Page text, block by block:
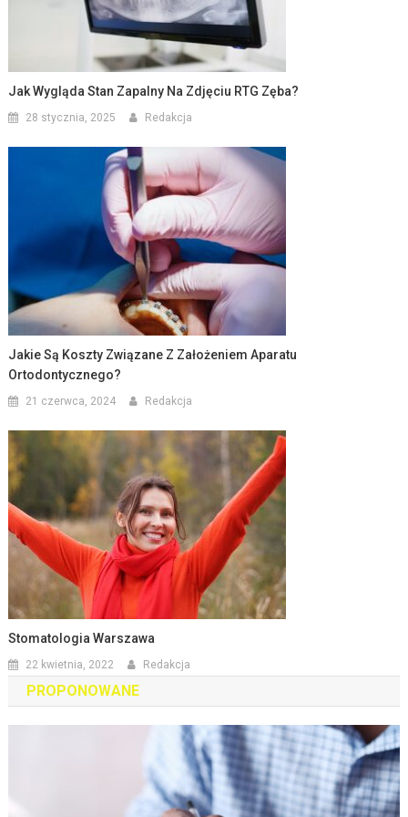
Jak Wygląda Stan Zapalny Na Zdjęciu RTG Zęba?
28 stycznia, 2025 Redakcja
Jakie Są Koszty Związane Z Założeniem Aparatu
Ortodontycznego?
21 czerwca, 2024 Redakcja
Stomatologia Warszawa
22 kwietnia, 2022 Redakcja
PROPONOWANE